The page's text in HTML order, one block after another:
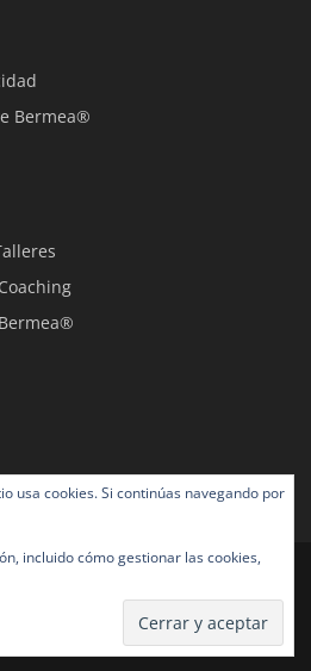
Bermea®
los derechos reservados |
NeoAngora Studios
usa cookies. Si continúas navegando por
incluido cómo gestionar las cookies,